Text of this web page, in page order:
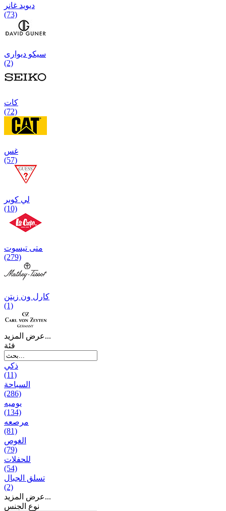
دیوید غانر
(73)
سیکو دیواری
(2)
كات
(72)
غس
(57)
لي كوبر
(10)
متی تیسوت
(279)
کارل ون زیتن
(1)
عرض المزيد...
فئة
ذكي
(11)
السباحة
(286)
يومیه
(134)
مرصعه
(81)
الغوص
(79)
للحفلات
(54)
تسلق الجبال
(2)
عرض المزيد...
نوع الجنس